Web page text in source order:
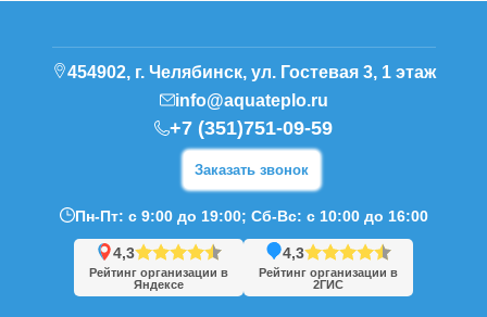
454902, г. Челябинск, ул. Гостевая 3, 1 этаж
info@aquateplo.ru
+7 (351)751-09-59
Заказать звонок
Пн-Пт: с 9:00 до 19:00; Сб-Вс: с 10:00 до 16:00
4,3
Рейтинг организации в
Яндексе
4,3
Рейтинг организации в
2ГИС